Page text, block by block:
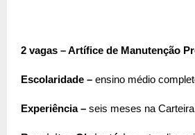
2 vagas – Artífice de Manutenção
Escolaridade – ensino médio
Experiência – seis meses na